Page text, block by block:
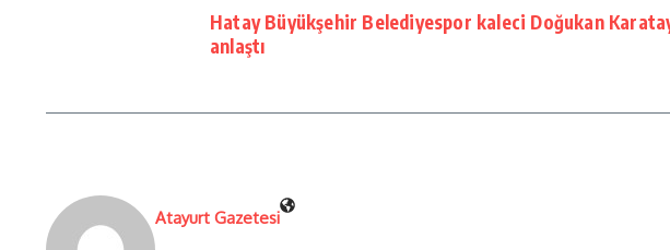
Hatay Büyükşehir Belediyespor kaleci Doğukan
anlaştı
Atayurt Gazetesi